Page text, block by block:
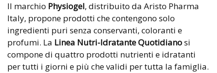
Il marchio Physiogel, distribuito da Aristo Pharma
Italy, propone prodotti che contengono solo
ingredienti puri senza conservanti, coloranti e
profumi. La Linea Nutri-Idratante Quotidianosi
compone di quattro prodotti nutrienti e idratanti
per tutti i giorni e più che validi per tutta la famiglia.